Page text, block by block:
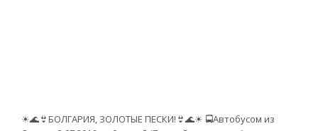
☀🌊👙БОЛГАРИЯ, ЗОЛОТЫЕ ПЕСКИ!👙🌊☀ 🚍Автобусом из